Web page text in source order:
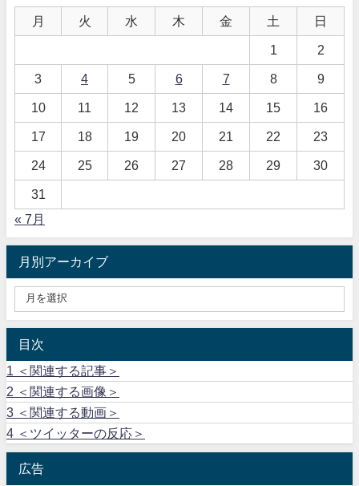
月 火 水 木 金 土 日
1 2
3 4 5 6 7 8 9
10 11 12 13 14 15 16
17 18 19 20 21 22 23
24 25 26 27 28 29 30
31
« 7月
月別アーカイブ
目次
1
＜関連する記事＞
2 ＜関連する画像＞
3 ＜関連する動画＞
4 ＜ツイッターの反応＞
広告